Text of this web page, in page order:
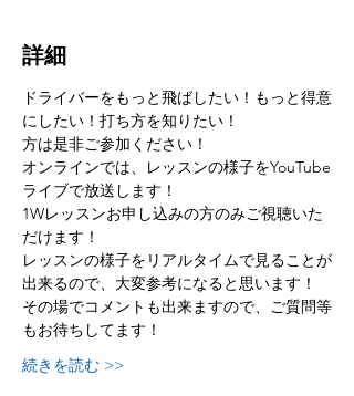
詳細
ドライバーをもっと飛ばしたい！もっと得意
にしたい！打ち方を知りたい！
方は是非ご参加ください！
オンラインでは、レッスンの様子をYouTube
ライブで放送します！
1Wレッスンお申し込みの方のみご視聴いた
だけます！
レッスンの様子をリアルタイムで見ることが
出来るので、大変参考になると思います！
その場でコメントも出来ますので、ご質問等
もお待ちしてます！
続きを読む >>